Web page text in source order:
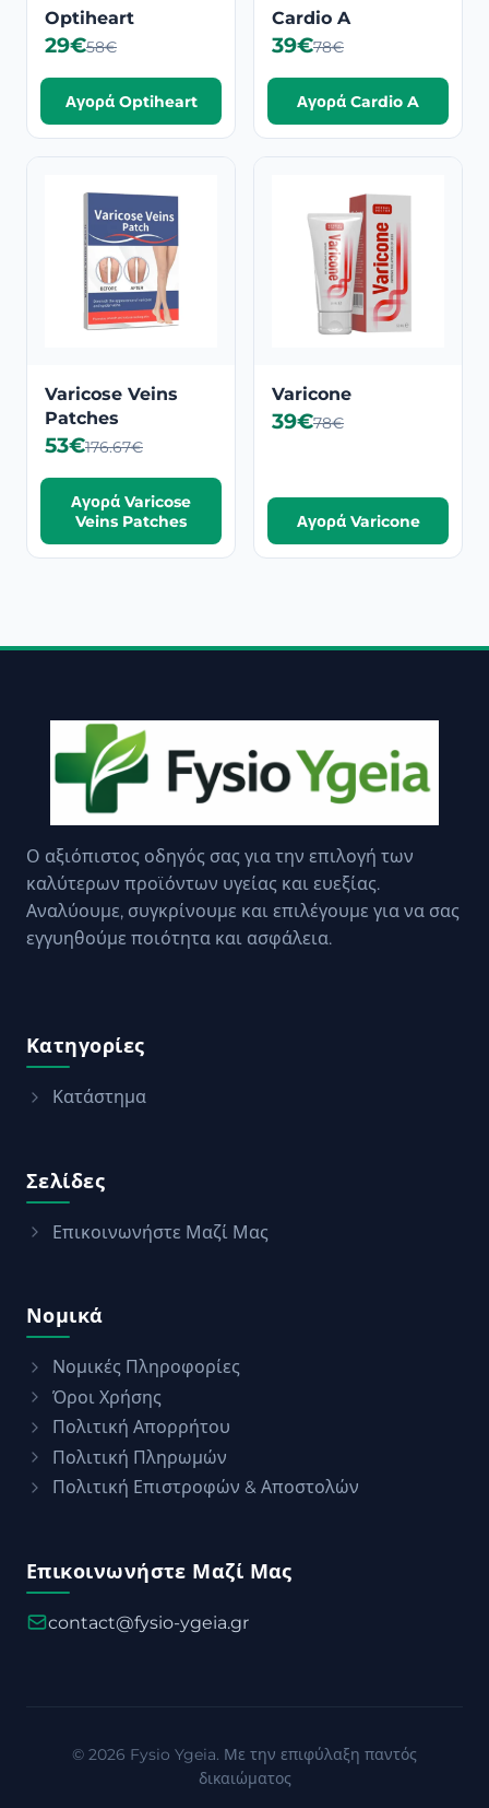
Optiheart
29€58€
Αγορά Optiheart
Cardio A
39€78€
Αγορά Cardio A
Varicose Veins
Patches
53€176.67€
Αγορά Varicose
Veins Patches
Varicone
39€78€
Αγορά Varicone
Ο αξιόπιστος οδηγός σας για την επιλογή των
καλύτερων προϊόντων υγείας και ευεξίας.
Αναλύουμε, συγκρίνουμε και επιλέγουμε για να σας
εγγυηθούμε ποιότητα και ασφάλεια.
Κατηγορίες
Κατάστημα
Σελίδες
Επικοινωνήστε Μαζί Μας
Νομικά
Νομικές Πληροφορίες
Όροι Χρήσης
Πολιτική Απορρήτου
Πολιτική Πληρωμών
Πολιτική Επιστροφών & Αποστολών
Επικοινωνήστε Μαζί Μας
contact@fysio-ygeia.gr
© 2026 Fysio Ygeia. Με την επιφύλαξη παντός
δικαιώματος